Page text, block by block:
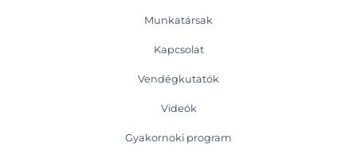
Munkatársak
Kapcsolat
Vendégkutatók
Videók
Gyakornoki program